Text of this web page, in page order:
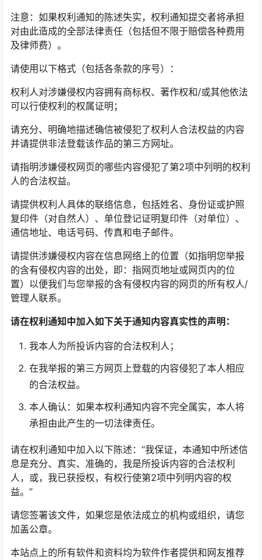
注意：如果权利通知的陈述失实，权利通知提交者将承担
对由此造成的全部法律责任（包括但不限于赔偿各种费用
及律师费）。
请使用以下格式（包括各条款的序号）：
权利人对涉嫌侵权内容拥有商标权、著作权和/或其他依法
可以行使权利的权属证明；
请充分、明确地描述确信被侵犯了权利人合法权益的内容
并请提供非法登载该作品的第三方网址。
请指明涉嫌侵权网页的哪些内容侵犯了第2项中列明的权利
人的合法权益。
请提供权利人具体的联络信息，包括姓名、身份证或护照
复印件（对自然人）、单位登记证明复印件（对单位）、
通信地址、电话号码、传真和电子邮件。
请提供涉嫌侵权内容在信息网络上的位置（如指明您举报
的含有侵权内容的出处，即：指网页地址或网页内的位
置）以便我们与您举报的含有侵权内容的网页的所有权人/
管理人联系。
请在权利通知中加入如下关于通知内容真实性的声明：
我本人为所投诉内容的合法权利人；
在我举报的第三方网页上登载的内容侵犯了本人相应
的合法权益。
本人确认：如果本权利通知内容不完全属实，本人将
承担由此产生的一切法律责任。
请在权利通知中加入以下陈述：”我保证，本通知中所述信
息是充分、真实、准确的，我是所投诉内容的合法权利
人，或，我已获授权，有权行使第2项中列明内容的权
益。”
请您签署该文件，如果您是依法成立的机构或组织，请您
加盖公章。
本站点上的所有软件和资料均为软件作者提供和网友推荐